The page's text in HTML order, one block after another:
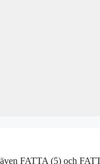
FATTA (5) och